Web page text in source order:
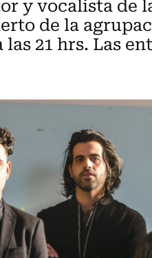
de la
21 hrs. Las